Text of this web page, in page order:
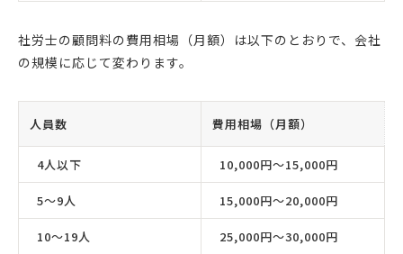
社労士の顧問料の費用相場（月額）は以下のとおりで、会社
の規模に応じて変わります。
人員数 費用相場（月額）
4人以下 10,000円〜15,000円
5〜9人 15,000円〜20,000円
10〜19人 25,000円〜30,000円